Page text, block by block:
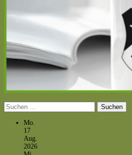
Suchen
nach:
Mo.
17
Aug.
2026